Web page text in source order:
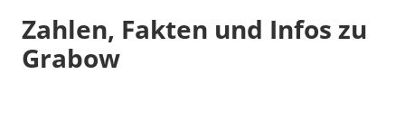
Zahlen, Fakten und Infos zu
Grabow